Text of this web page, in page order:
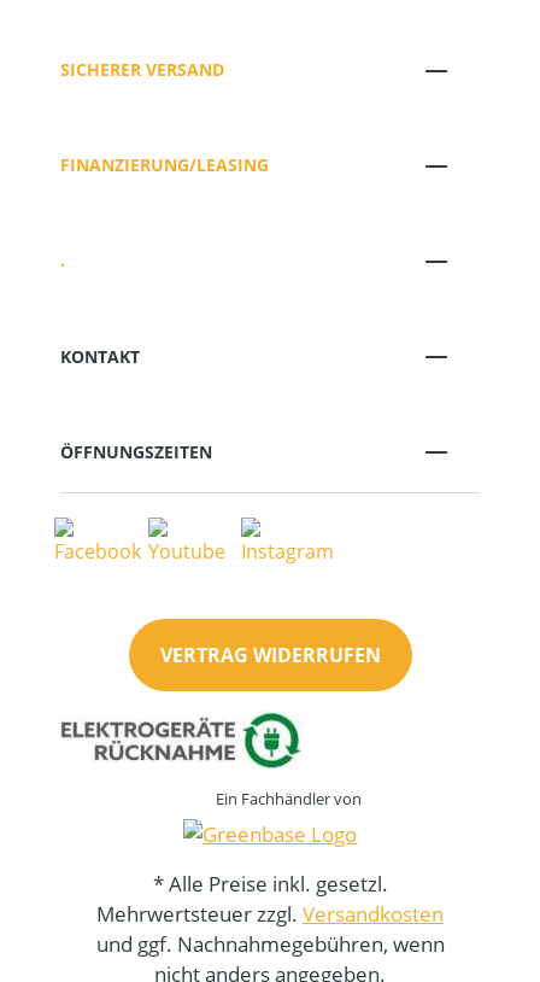
SICHERER VERSAND
FINANZIERUNG/LEASING
.
KONTAKT
ÖFFNUNGSZEITEN
VERTRAG WIDERRUFEN
Ein Fachhändler von
* Alle Preise inkl. gesetzl.
Mehrwertsteuer zzgl. Versandkosten
und ggf. Nachnahmegebühren, wenn
nicht anders angegeben.